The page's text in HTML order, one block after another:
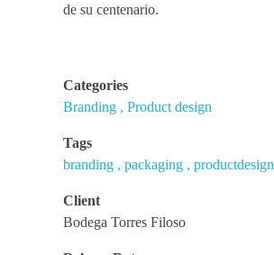
de su centenario.
Categories
Branding
Product design
Tags
branding
packaging productdesign
Client
Bodega Torres Filoso